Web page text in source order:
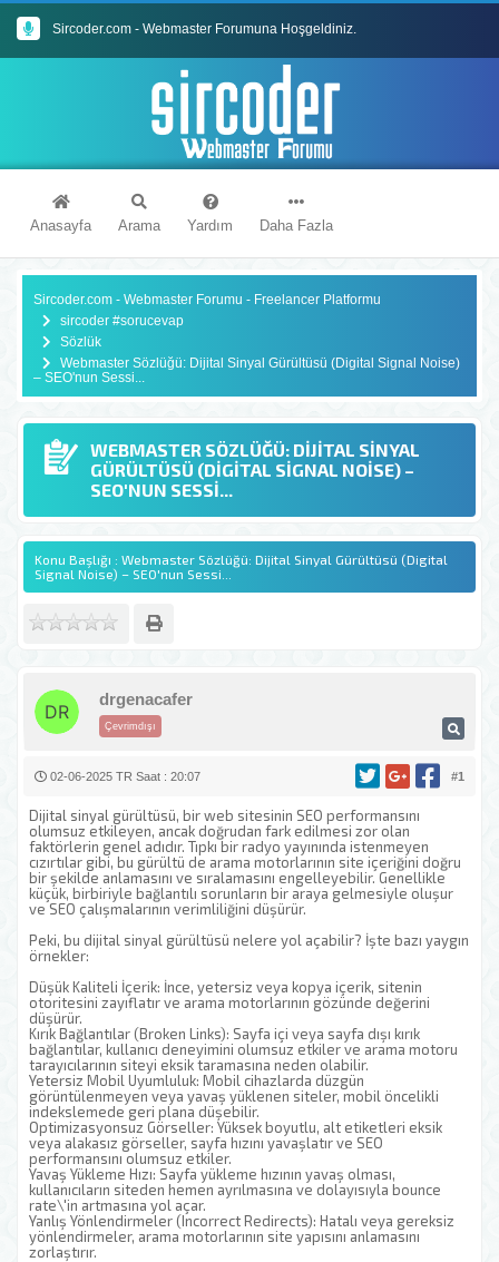
Sircoder.com - Webmaster Forumuna Hoşgeldiniz.
Sircoder.com Webmaster Forumu Kuralları
Anasayfa Arama Yardım Daha Fazla
Sircoder.com - Webmaster Forumu - Freelancer Platformu
sircoder #sorucevap
Sözlük
Webmaster Sözlüğü: Dijital Sinyal Gürültüsü (Digital Signal Noise)
– SEO'nun Sessi...
WEBMASTER SÖZLÜĞÜ: DIJITAL SINYAL
GÜRÜLTÜSÜ (DIGITAL SIGNAL NOISE) –
SEO'NUN SESSI...
Konu Başlığı : Webmaster Sözlüğü: Dijital Sinyal Gürültüsü (Digital
Signal Noise) – SEO'nun Sessi...
Çevrimdışı
drgenacafer
#1
02-06-2025 TR Saat : 20:07
Dijital sinyal gürültüsü, bir web sitesinin SEO performansını
olumsuz etkileyen, ancak doğrudan fark edilmesi zor olan
faktörlerin genel adıdır. Tıpkı bir radyo yayınında istenmeyen
cızırtılar gibi, bu gürültü de arama motorlarının site içeriğini doğru
bir şekilde anlamasını ve sıralamasını engelleyebilir. Genellikle
küçük, birbiriyle bağlantılı sorunların bir araya gelmesiyle oluşur
ve SEO çalışmalarının verimliliğini düşürür.
Peki, bu dijital sinyal gürültüsü nelere yol açabilir? İşte bazı yaygın
örnekler:
Düşük Kaliteli İçerik: İnce, yetersiz veya kopya içerik, sitenin
otoritesini zayıflatır ve arama motorlarının gözünde değerini
düşürür.
Kırık Bağlantılar (Broken Links): Sayfa içi veya sayfa dışı kırık
bağlantılar, kullanıcı deneyimini olumsuz etkiler ve arama motoru
tarayıcılarının siteyi eksik taramasına neden olabilir.
Yetersiz Mobil Uyumluluk: Mobil cihazlarda düzgün
görüntülenmeyen veya yavaş yüklenen siteler, mobil öncelikli
indekslemede geri plana düşebilir.
Optimizasyonsuz Görseller: Yüksek boyutlu, alt etiketleri eksik
veya alakasız görseller, sayfa hızını yavaşlatır ve SEO
performansını olumsuz etkiler.
Yavaş Yükleme Hızı: Sayfa yükleme hızının yavaş olması,
kullanıcıların siteden hemen ayrılmasına ve dolayısıyla bounce
rate\'in artmasına yol açar.
Yanlış Yönlendirmeler (Incorrect Redirects): Hatalı veya gereksiz
yönlendirmeler, arama motorlarının site yapısını anlamasını
zorlaştırır.